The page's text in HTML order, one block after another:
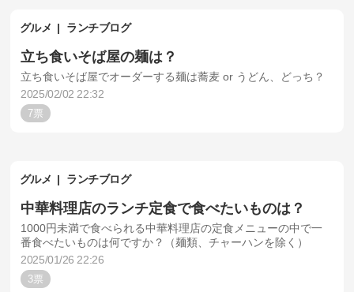
グルメ ランチブログ
立ち食いそば屋の麺は？
立ち食いそば屋でオーダーする麺は蕎麦 or うどん、どっち？
2025/02/02 22:32
7
グルメ ランチブログ
中華料理店のランチ定食で食べたいものは？
1000円未満で食べられる中華料理店の定食メニューの中で一
番食べたいものは何ですか？（麺類、チャーハンを除く）
2025/01/26 22:26
3